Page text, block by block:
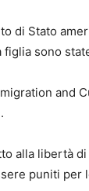
di Stato
figlia sono
and
alla libertà
puniti per